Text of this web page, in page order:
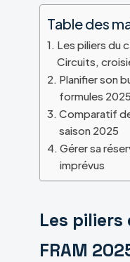
Table des
Les piliers du
Circuits,
Planifier son
formules 2025
Comparatif
saison 2025
Gérer sa
imprévus
Les
FRAM